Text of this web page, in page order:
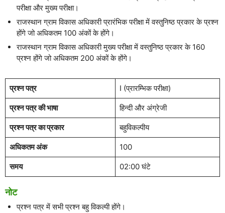
परीक्षा और मुख्य परीक्षा।
राजस्थान ग्राम विकास अधिकारी प्रारंभिक परीक्षा में वस्तुनिष्ठ प्रकार के प्रश्न
होंगे जो अधिकतम 100 अंकों के होंगे।
राजस्थान ग्राम विकास अधिकारी मुख्य परीक्षा में वस्तुनिष्ठ प्रकार के 160
प्रश्न होंगे जो अधिकतम 200 अंकों के होंगे।
प्रश्न पत्र I (प्रारम्भिक परीक्षा)
प्रश्न पत्र की भाषा हिन्दी और अंग्रेजी
प्रश्न पत्र का प्रकार बहुविकल्पीय
अधिकतम अंक 100
समय 02:00 घंटे
नोट
प्रश्न पत्र में सभी प्रश्न बहु विकल्पी होंगे।